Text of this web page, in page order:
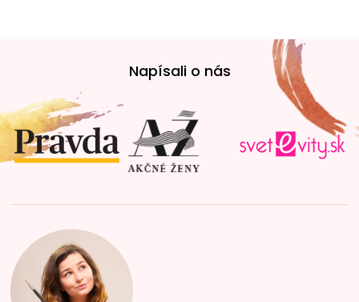
t
i
e
Napísali o nás